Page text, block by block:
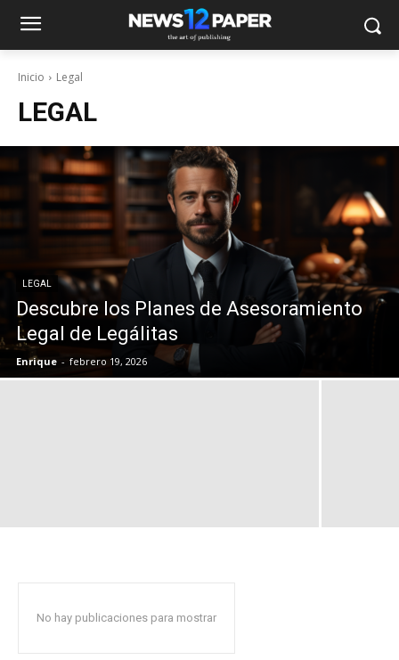
Inicio Legal
LEGAL
LEGAL
Descubre los Planes de Asesoramiento
Legal de Legálitas
Enrique - febrero 19, 2026
No hay publicaciones para mostrar